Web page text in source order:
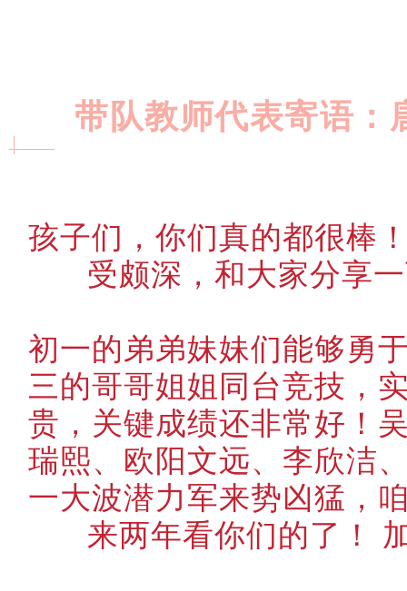
带队教师代表寄语：
孩子们，你们真的都很棒
受颇深，和大家分享
初一的弟弟妹妹们能够勇
三的哥哥姐姐同台竞技，
贵，关键成绩还非常好！
瑞熙、欧阳文远、李欣洁
一大波潜力军来势凶猛，
来两年看你们的了！